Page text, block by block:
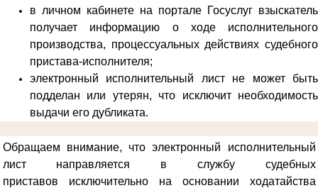
в личном кабинете на портале Госуслуг взыскатель
получает информацию о ходе исполнительного
производства, процессуальных действиях судебного
пристава-исполнителя;
электронный исполнительный лист не может быть
подделан или утерян, что исключит необходимость
выдачи его дубликата.
Обращаем внимание, что электронный исполнительный
лист направляется в службу судебных
приставов исключительно на основании ходатайства